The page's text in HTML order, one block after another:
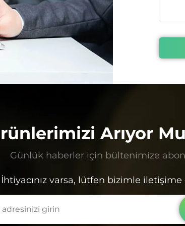
Arıyor
Günlük haberler için bültenimize
İhtiyacınız varsa, lütfen bizimle iletişime